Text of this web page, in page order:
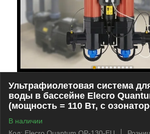
Ультрафиолетовая система
воды в бассейне Elecro
(мощность = 110 Вт, с
В наличии